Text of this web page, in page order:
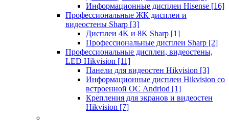
Информационные дисплеи Hisense [16]
Профессиональные ЖК дисплеи и
видеостены Sharp [3]
Дисплеи 4K и 8K Sharp [1]
Профессиональные дисплеи Sharp [2]
Профессиональные дисплеи, видеостены,
LED Hikvision [11]
Панели для видеостен Hikvision [3]
Информационные дисплеи Hikvision со
встроенной ОС Andriod [1]
Крепления для экранов и видеостен
Hikvision [7]